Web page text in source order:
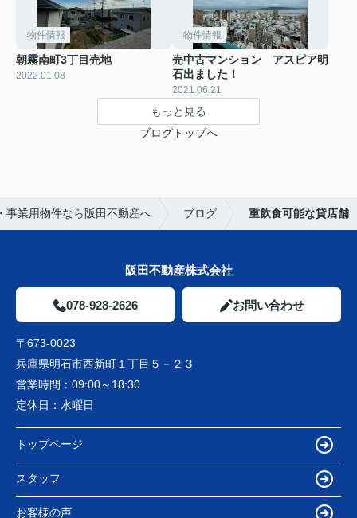
物件情報
朝霧南町3丁目売地
2022.01.08
物件情報
売中古マンション アスピア明
石出ました！
2021.06.21
もっと見る
ブログトップへ
事業用物件なら阪田不動産へ ブログ 重飲食可能な貸店舗
阪田不動産株式会社
078-928-2626 お問い合わせ
〒673-0023
兵庫県明石市西新町１丁目５－２３
営業時間： 09:00～18:30
定休日： 水曜日
トップページ
スタッフ
お客様の声